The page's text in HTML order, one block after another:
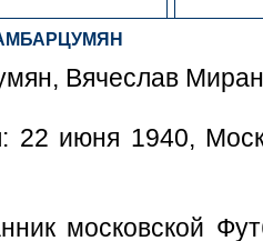
Вячеслав
22 июня 1940,
московской